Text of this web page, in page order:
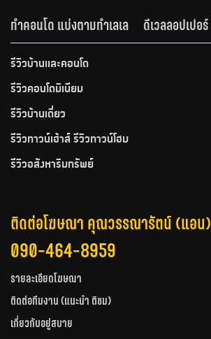
ทำคอนโด แบ่งตามทำเลเล
ดีเวลลอปเปอร์
รีวิวบ้านและคอนโด
รีวิวคอนโดมิเนียม
รีวิวบ้านเดี่ยว
รีวิวทาวน์เฮ้าส์ รีวิวทาวน์โฮม
รีวิวอสังหาริมทรัพย์
ติดต่อโฆษณา คุณวรรณารัตน์ (แอน)
090-464-8959
รายละเอียดโฆษณา
ติดต่อทีมงาน (แนะนำ ติชม)
เกี่ยวกับอยู่สบาย